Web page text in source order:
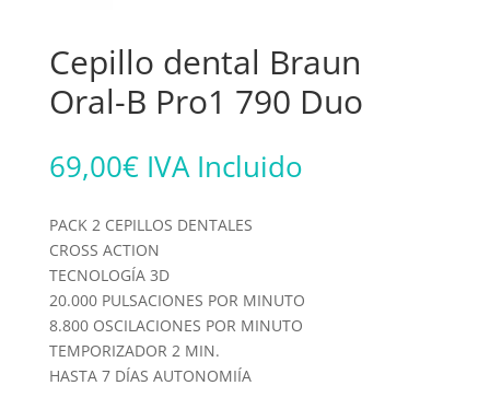
Cepillo dental Braun
Oral-B Pro1 790 Duo
69,00€ IVA Incluido
PACK 2 CEPILLOS DENTALES
CROSS ACTION
TECNOLOGÍA 3D
20.000 PULSACIONES POR MINUTO
8.800 OSCILACIONES POR MINUTO
TEMPORIZADOR 2 MIN.
HASTA 7 DÍAS AUTONOMIÍA